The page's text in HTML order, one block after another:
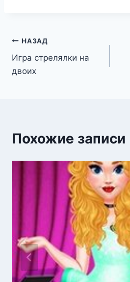
Навигация
по
НАЗАД
Игра стрелялки на
двоих
Похожие записи